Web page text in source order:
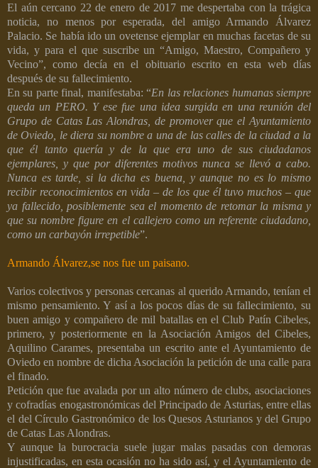
El aún cercano 22 de enero de 2017 me despertaba con la trágica
noticia, no menos por esperada, del amigo Armando Álvarez
Palacio. Se había ido un ovetense ejemplar en muchas facetas de su
vida, y para el que suscribe un “Amigo, Maestro, Compañero y
Vecino”, como decía en el obituario escrito en esta web días
después de su fallecimiento.
En su parte final, manifestaba: “En las relaciones humanas siempre
queda un PERO. Y ese fue una idea surgida en una reunión del
Grupo de Catas Las Alondras, de promover que el Ayuntamiento
de Oviedo, le diera su nombre a una de las calles de la ciudad a la
que él tanto quería y de la que era uno de sus ciudadanos
ejemplares, y que por diferentes motivos nunca se llevó a cabo.
Nunca es tarde, si la dicha es buena, y aunque no es lo mismo
recibir reconocimientos en vida – de los que él tuvo muchos – que
ya fallecido, posiblemente sea el momento de retomar la misma y
que su nombre figure en el callejero como un referente ciudadano,
como un carbayón irrepetible”.
Armando Álvarez,se nos fue un paisano.
Varios colectivos y personas cercanas al querido Armando, tenían el
mismo pensamiento. Y así a los pocos días de su fallecimiento, su
buen amigo y compañero de mil batallas en el Club Patín Cibeles,
primero, y posteriormente en la Asociación Amigos del Cibeles,
Aquilino Carames, presentaba un escrito ante el Ayuntamiento de
Oviedo en nombre de dicha Asociación la petición de una calle para
el finado.
Petición que fue avalada por un alto número de clubs, asociaciones
y cofradías enogastronómicas del Principado de Asturias, entre ellas
el del Círculo Gastronómico de los Quesos Asturianos y del Grupo
de Catas Las Alondras.
Y aunque la burocracia suele jugar malas pasadas con demoras
injustificadas, en esta ocasión no ha sido así, y el Ayuntamiento de